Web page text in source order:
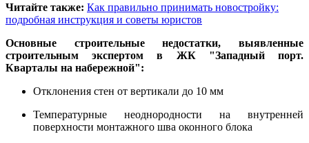
Читайте также: Как правильно принимать новостройку:
подробная инструкция и советы юристов
Основные строительные недостатки, выявленные
строительным экспертом в ЖК "Западный порт.
Кварталы на набережной":
Отклонения стен от вертикали до 10 мм
Температурные неоднородности на внутренней
поверхности монтажного шва оконного блока